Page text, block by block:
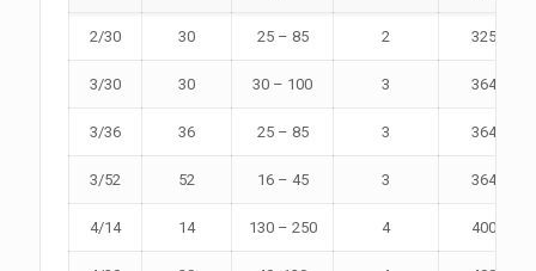
2/30 30 25 – 85 2 325
3/30 30 30 – 100 3 364
3/36 36 25 – 85 3 364
3/52 52 16 – 45 3 364
4/14 14 130 – 250 4 400